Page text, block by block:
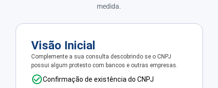
medida.
Visão Inicial
Complemente a sua consulta descobrindo se o CNPJ
possui algum protesto com bancos e outras empresas.
Confirmação de existência do CNPJ